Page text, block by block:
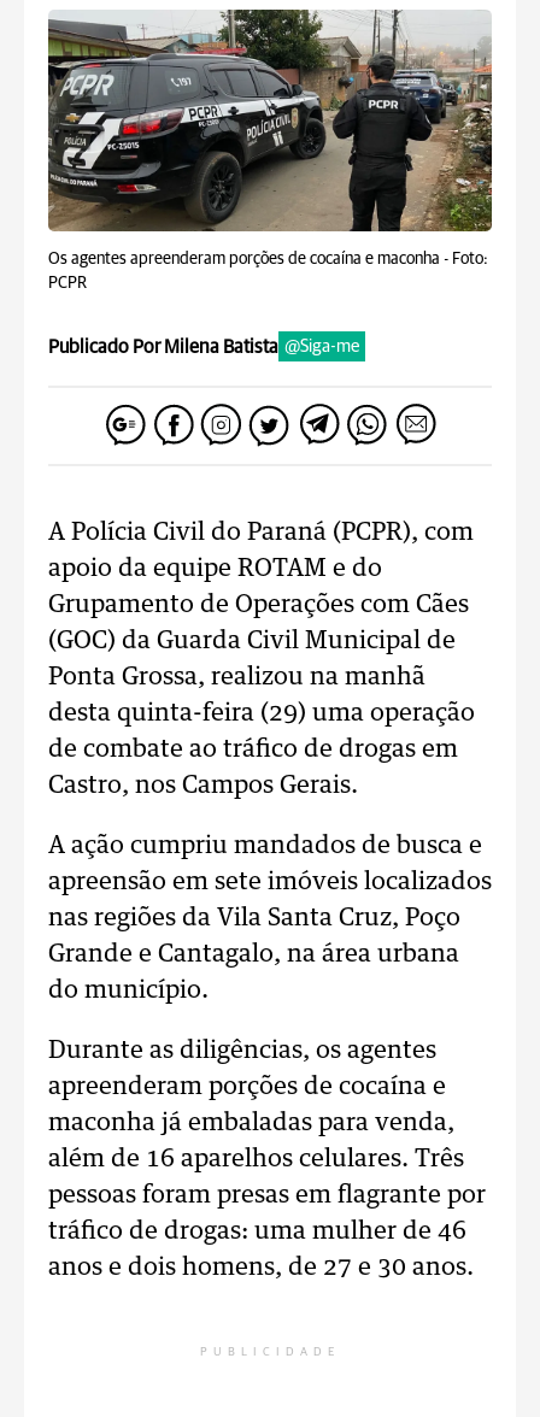
Os agentes apreenderam porções de cocaína e maconha - Foto:
PCPR
Publicado Por Milena Batista @Siga-me
A Polícia Civil do Paraná (PCPR), com
apoio da equipe ROTAM e do
Grupamento de Operações com Cães
(GOC) da Guarda Civil Municipal de
Ponta Grossa, realizou na manhã
desta quinta-feira (29) uma operação
de combate ao tráfico de drogas em
Castro, nos Campos Gerais.
A ação cumpriu mandados de busca e
apreensão em sete imóveis localizados
nas regiões da Vila Santa Cruz, Poço
Grande e Cantagalo, na área urbana
do município.
Durante as diligências, os agentes
apreenderam porções de cocaína e
maconha já embaladas para venda,
além de 16 aparelhos celulares. Três
pessoas foram presas em flagrante por
tráfico de drogas: uma mulher de 46
anos e dois homens, de 27 e 30 anos.
PUBLICIDADE